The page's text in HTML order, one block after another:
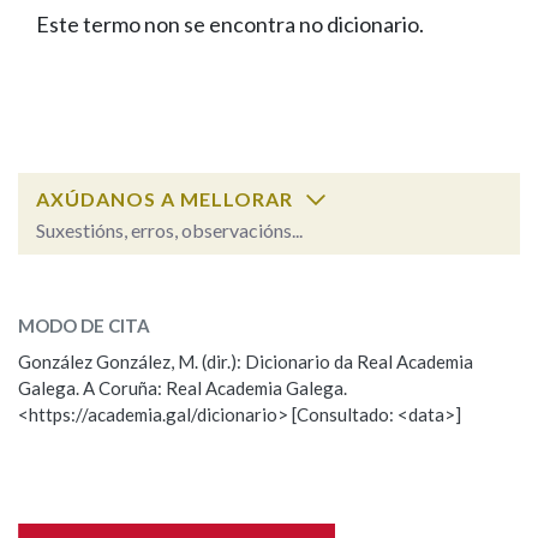
FIGURAS HOMENAXEADAS
PORTAL DAS PALABRAS
Facebook
TwitterYoutubeInstagram
Bluesky
BUSCAR NOS LEMAS
Remata por
BUSCAR NO CONTIDO
Nas definicións
Este termo non se encontra no dicionario.
AXÚDANOS A MELLORAR
Suxestións, erros, observacións...
Observación
Nome
MODO DE CITA
González González, M. (dir.): Dicionario da Real Academia
Galega. A Coruña: Real Academia Galega.
<https://academia.gal/dicionario> [Consultado: <data>]